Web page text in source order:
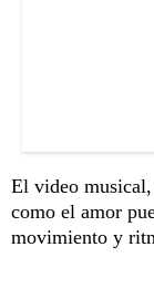
El video
como el amor
movimiento y